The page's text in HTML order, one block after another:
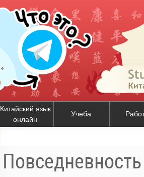
Китайский язык
онлайн
Учеба
Повседневность